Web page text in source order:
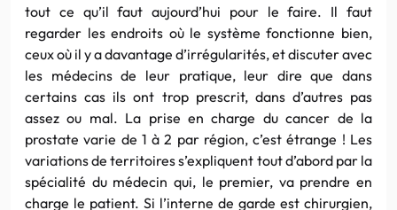
tout ce qu’il faut aujourd’hui pour le faire. Il faut
regarder les endroits où le système fonctionne bien,
ceux où il y a davantage d’irrégularités, et discuter avec
les médecins de leur pratique, leur dire que dans
certains cas ils ont trop prescrit, dans d’autres pas
assez ou mal. La prise en charge du cancer de la
prostate varie de 1 à 2 par région, c’est étrange ! Les
variations de territoires s’expliquent tout d’abord par la
spécialité du médecin qui, le premier, va prendre en
charge le patient. Si l’interne de garde est chirurgien,